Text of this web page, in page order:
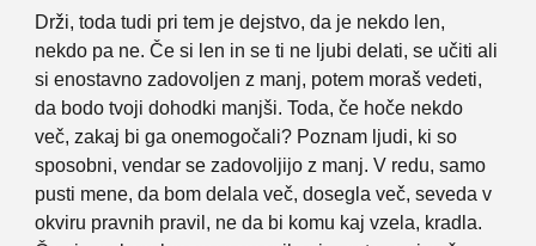
Drži, toda tudi pri tem je dejstvo, da je nekdo len,
nekdo pa ne. Če si len in se ti ne ljubi delati, se učiti ali
si enostavno zadovoljen z manj, potem moraš vedeti,
da bodo tvoji dohodki manjši. Toda, če hoče nekdo
več, zakaj bi ga onemogočali? Poznam ljudi, ki so
sposobni, vendar se zadovoljijo z manj. V redu, samo
pusti mene, da bom delala več, dosegla več, seveda v
okviru pravnih pravil, ne da bi komu kaj vzela, kradla.